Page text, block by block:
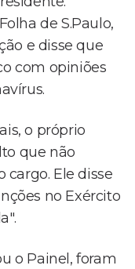
de S.Paulo,
e disse que
com opiniões
o próprio
que não
cargo. Ele disse
no Exército
o Painel, foram